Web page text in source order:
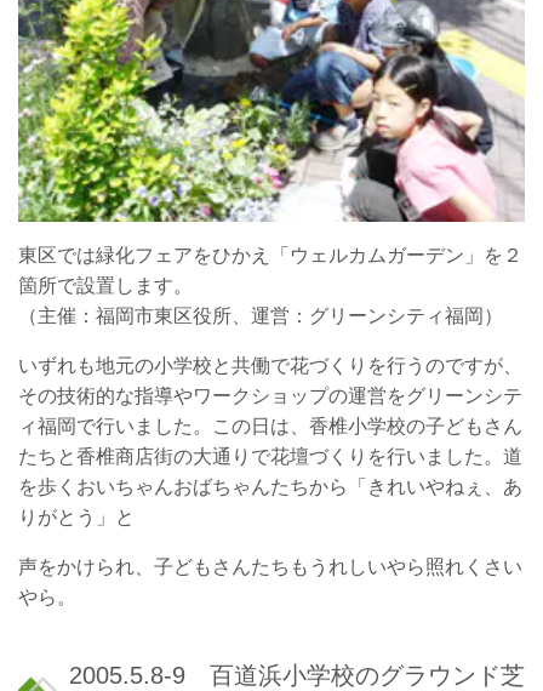
東区では緑化フェアをひかえ「ウェルカムガーデン」を２
箇所で設置します。
（主催：福岡市東区役所、運営：グリーンシティ福岡）
いずれも地元の小学校と共働で花づくりを行うのですが、
その技術的な指導やワークショップの運営をグリーンシテ
ィ福岡で行いました。この日は、香椎小学校の子どもさん
たちと香椎商店街の大通りで花壇づくりを行いました。道
を歩くおいちゃんおばちゃんたちから「きれいやねぇ、あ
りがとう」と
声をかけられ、子どもさんたちもうれしいやら照れくさい
やら。
2005.5.8-9 百道浜小学校のグラウンド芝